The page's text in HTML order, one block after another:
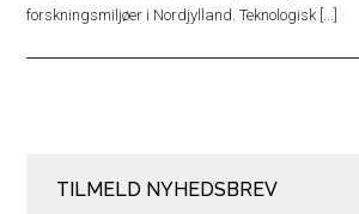
forskningsmiljøer i Nordjylland. Teknologisk [...]
TILMELD NYHEDSBREV